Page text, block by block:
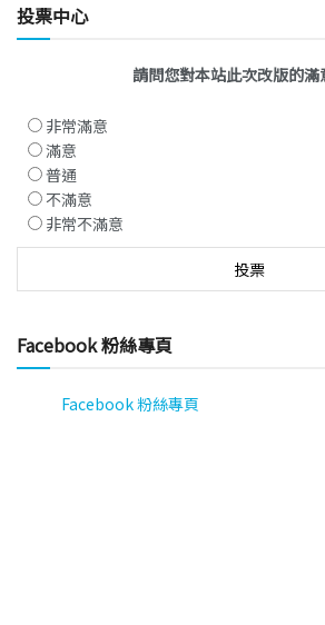
投票中心
請問您對本站此次改版的滿
非常滿意
滿意
普通
不滿意
非常不滿意
Facebook 粉絲專頁
Facebook 粉絲專頁